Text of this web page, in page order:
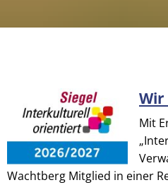
Mit
Wachtberg Mitglied in einer